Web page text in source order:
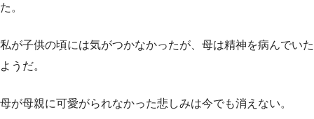
た。
私が子供の頃には気がつかなかったが、母は精神を病んでいた
ようだ。
母が母親に可愛がられなかった悲しみは今でも消えない。